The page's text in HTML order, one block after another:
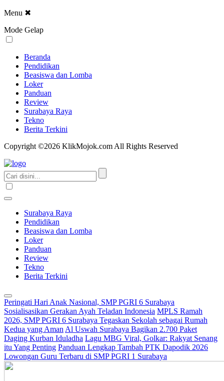
Menu ✖
Mode Gelap
Beranda
Pendidikan
Beasiswa dan Lomba
Loker
Panduan
Review
Surabaya Raya
Tekno
Berita Terkini
Copyright ©2026 KlikMojok.com All Rights Reserved
Surabaya Raya
Pendidikan
Beasiswa dan Lomba
Loker
Panduan
Review
Tekno
Berita Terkini
Peringati Hari Anak Nasional, SMP PGRI 6 Surabaya
Sosialisasikan Gerakan Ayah Teladan Indonesia MPLS Ramah
2026, SMP PGRI 6 Surabaya Tegaskan Sekolah sebagai Rumah
Kedua yang Aman Al Uswah Surabaya Bagikan 2.700 Paket
Daging Kurban Iduladha Lagu MBG Viral, Golkar: Rakyat Senang
itu Yang Penting Panduan Lengkap Tambah PTK Dapodik 2026
Lowongan Guru Terbaru di SMP PGRI 1 Surabaya